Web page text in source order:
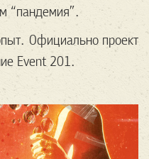
“пандемия”.
Официально проект
Event 201.